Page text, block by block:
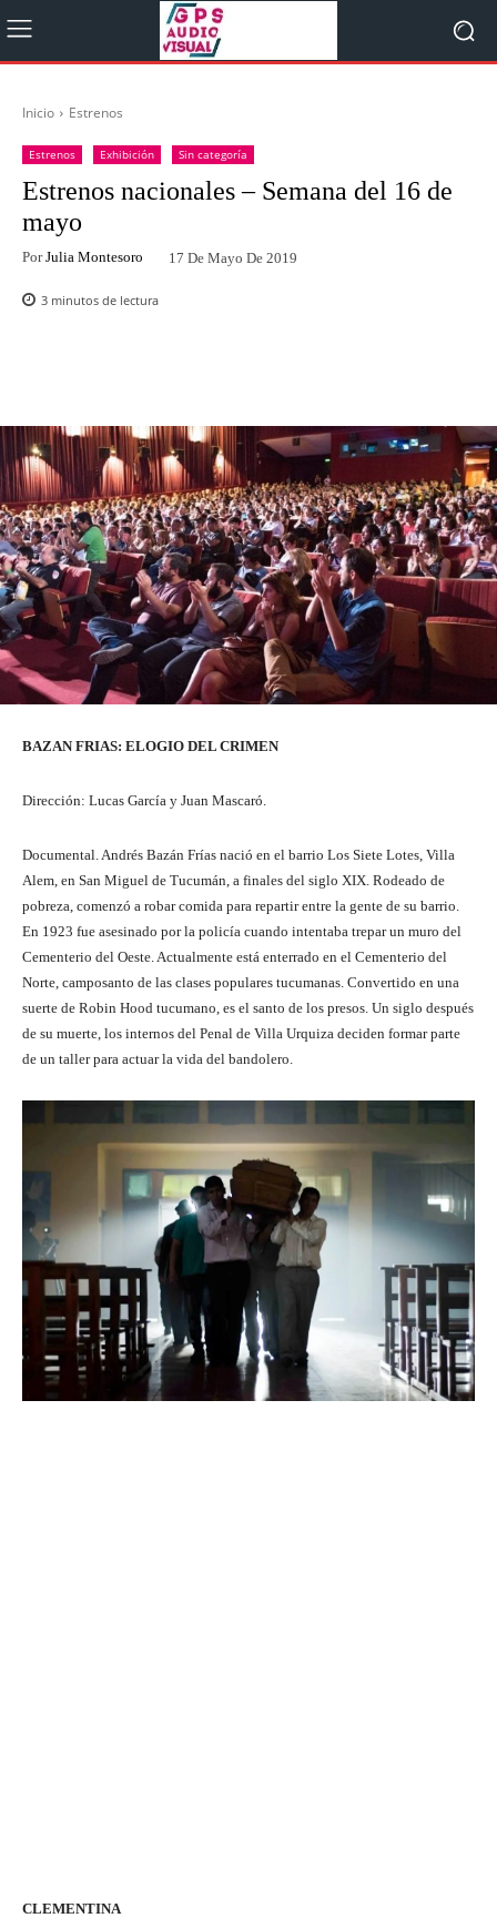
Inicio Estrenos
Estrenos Exhibición Sin categoría
Estrenos nacionales – Semana del 16 de
mayo
Por Julia Montesoro 17 De Mayo De 2019
3 minutos de lectura
BAZAN FRIAS: ELOGIO DEL CRIMEN
Dirección: Lucas García y Juan Mascaró.
Documental. Andrés Bazán Frías nació en el barrio Los Siete Lotes, Villa
Alem, en San Miguel de Tucumán, a finales del siglo XIX. Rodeado de
pobreza, comenzó a robar comida para repartir entre la gente de su barrio.
En 1923 fue asesinado por la policía cuando intentaba trepar un muro del
Cementerio del Oeste. Actualmente está enterrado en el Cementerio del
Norte, camposanto de las clases populares tucumanas. Convertido en una
suerte de Robin Hood tucumano, es el santo de los presos. Un siglo después
de su muerte, los internos del Penal de Villa Urquiza deciden formar parte
de un taller para actuar la vida del bandolero.
CLEMENTINA